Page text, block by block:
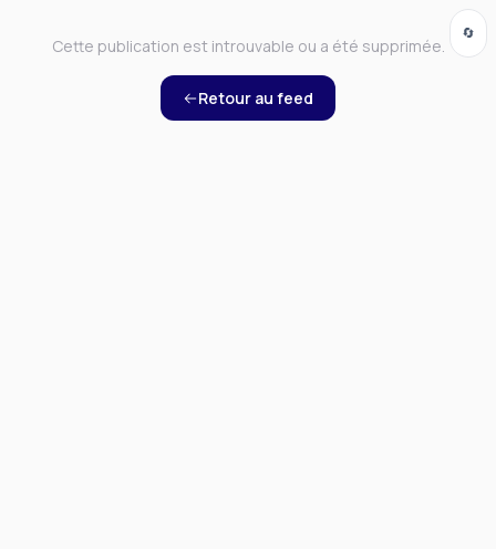
Cette publication est introuvable ou a été supprimée.
Retour au feed
🔄